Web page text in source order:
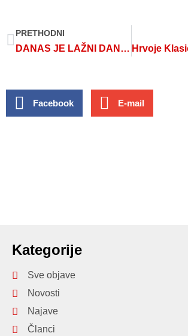
PRETHODNI
DANAS JE LAŽNI DAN HRVATSKE DRŽAVNOSTI
Facebook E-mail
Kategorije
Sve objave
Novosti
Najave
Članci